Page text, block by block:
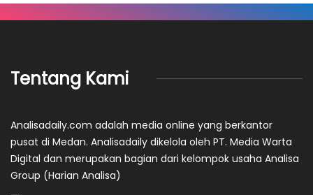
Tentang Kami
Analisadaily.com adalah media online yang berkantor
pusat di Medan. Analisadaily dikelola oleh PT. Media Warta
Digital dan merupakan bagian dari kelompok usaha Analisa
Group (Harian Analisa)